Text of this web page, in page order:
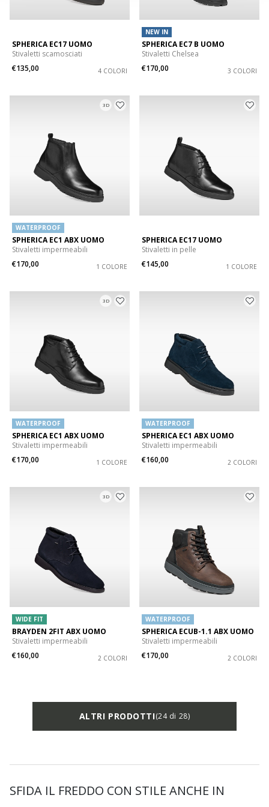
SPHERICA EC17 UOMO
Stivaletti scamosciati
€135,00
4 COLORI
NEW IN
SPHERICA EC7 B UOMO
Stivaletti Chelsea
€170,00
3 COLORI
3D
WATERPROOF
SPHERICA EC1 ABX UOMO
Stivaletti impermeabili
€170,00
1 COLORE
SPHERICA EC17 UOMO
Stivaletti in pelle
€145,00
1 COLORE
3D
WATERPROOF
SPHERICA EC1 ABX UOMO
Stivaletti impermeabili
€170,00
1 COLORE
WATERPROOF
SPHERICA EC1 ABX UOMO
Stivaletti impermeabili
€160,00
2 COLORI
3D
WIDE FIT
BRAYDEN 2FIT ABX UOMO
Stivaletti impermeabili
€160,00
2 COLORI
WATERPROOF
SPHERICA ECUB-1.1 ABX UOMO
Stivaletti impermeabili
€170,00
2 COLORI
ALTRI PRODOTTI(24 di 28)
SFIDA IL FREDDO CON STILE ANCHE IN